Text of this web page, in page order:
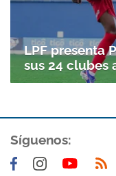
LPF presenta
sus 24 clubes
Síguenos: